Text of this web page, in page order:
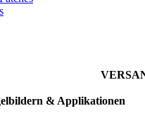
& Applikationen